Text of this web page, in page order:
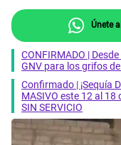
Únete
CONFIRMADO |
GNV para los grifos
Confirmado | ¡Sequía
MASIVO este 12 al
SIN SERVICIO